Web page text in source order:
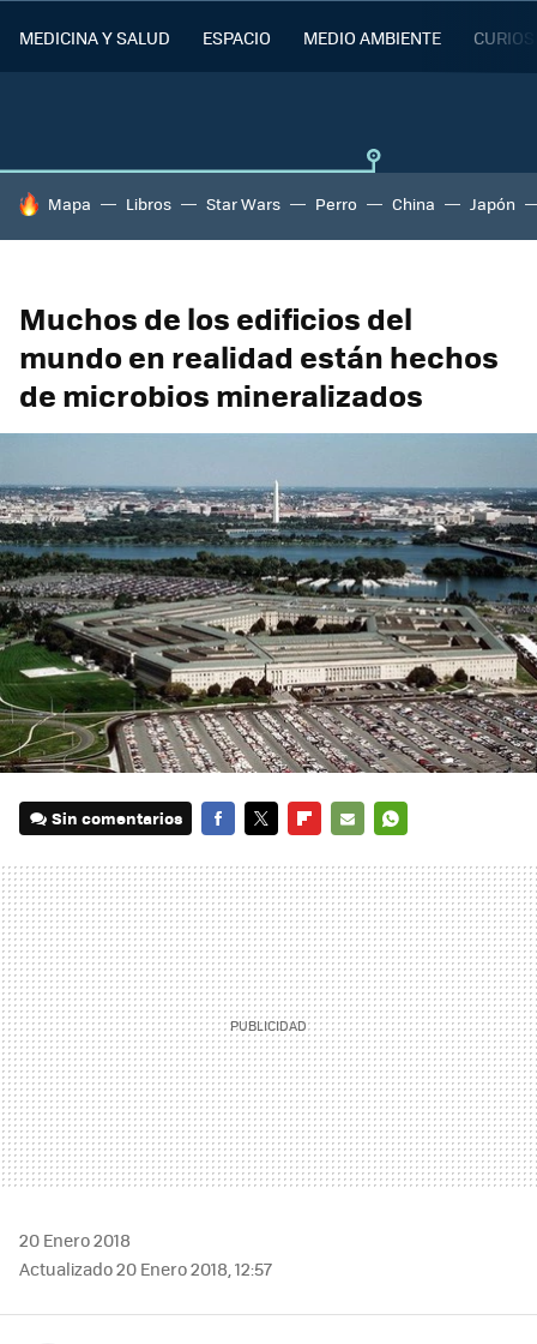
MEDICINA Y SALUD ESPACIO MEDIO AMBIENTE
HOY SE HABLA DE
Mapa Libros Star Wars Perro China Japón
Muchos de los edificios del
mundo en realidad están hechos
de microbios mineralizados
Sin comentarios
MAIL
20 Enero 2018
Actualizado 20 Enero 2018, 12:57